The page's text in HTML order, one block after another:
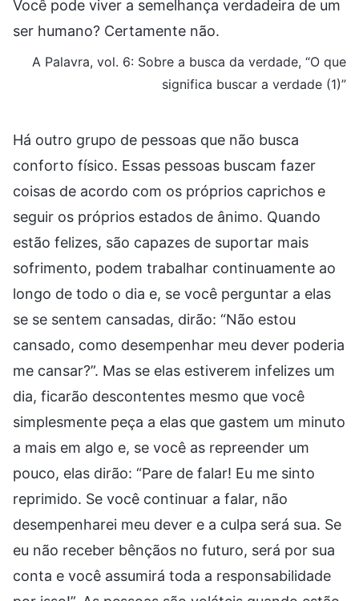
Você pode viver a semelhança verdadeira de um
ser humano? Certamente não.
A Palavra, vol. 6: Sobre a busca da verdade, “O que
significa buscar a verdade (1)”
Há outro grupo de pessoas que não busca
conforto físico. Essas pessoas buscam fazer
coisas de acordo com os próprios caprichos e
seguir os próprios estados de ânimo. Quando
estão felizes, são capazes de suportar mais
sofrimento, podem trabalhar continuamente ao
longo de todo o dia e, se você perguntar a elas
se se sentem cansadas, dirão: “Não estou
cansado, como desempenhar meu dever poderia
me cansar?”. Mas se elas estiverem infelizes um
dia, ficarão descontentes mesmo que você
simplesmente peça a elas que gastem um minuto
a mais em algo e, se você as repreender um
pouco, elas dirão: “Pare de falar! Eu me sinto
reprimido. Se você continuar a falar, não
desempenharei meu dever e a culpa será sua. Se
eu não receber bênçãos no futuro, será por sua
conta e você assumirá toda a responsabilidade